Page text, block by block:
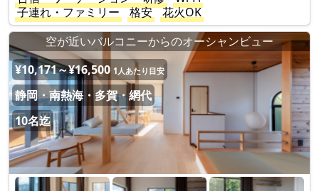
子連れ・ファミリー
格安
花火OK
空が近いバルコニーからのオーシャンビュー
¥10,171～¥16,500 1人あたり目安
静岡・南熱海・多賀・網代
10名迄